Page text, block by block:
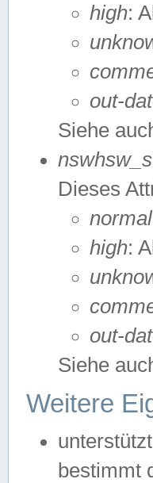
high:
out-
Siehe
Dieses
normal
high:
out-
Siehe
Weitere
bestimmt